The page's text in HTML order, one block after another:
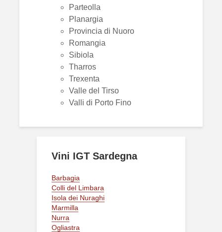
Parteolla
Planargia
Provincia di Nuoro
Romangia
Sibiola
Tharros
Trexenta
Valle del Tirso
Valli di Porto Fino
Vini IGT Sardegna
Barbagia
Colli del Limbara
Isola dei Nuraghi
Marmilla
Nurra
Ogliastra